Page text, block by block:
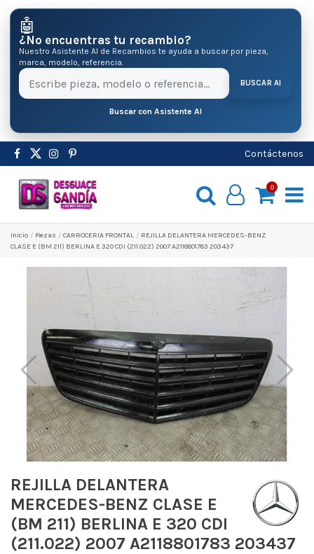
🤖
¿No encuentras tu recambio?
Nuestro Asistente AI de Recambios te ayuda a buscar por pieza,
marca, modelo, referencia.
BUSCAR AI
Buscar con Asistente AI
Contáctenos
0
Inicio Pіezas CARROCERIA FRONTAL
REJILLA DELANTERA MERCEDES-BENZ
CLASE E (BM 211) BERLINA E 320 CDI (211.022) 2007 A2118801783 203437
REJILLA DELANTERA
MERCEDES-BENZ CLASE E
(BM 211) BERLINA E 320 CDI
(211.022) 2007 A2118801783 203437